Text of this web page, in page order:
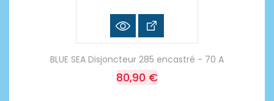
BLUE SEA Disjoncteur 285 encastré - 70 A
80,90 €